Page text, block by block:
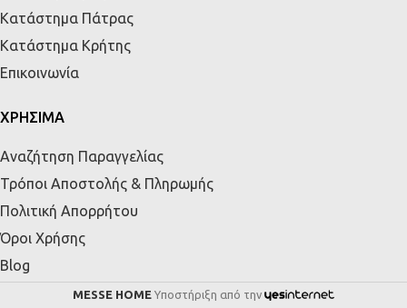
Κατάστημα Πάτρας
Κατάστημα Κρήτης
Επικοινωνία
ΧΡΗΣΙΜΑ
Αναζήτηση Παραγγελίας
Τρόποι Αποστολής & Πληρωμής
Πολιτική Απορρήτου
Όροι Χρήσης
Blog
MESSE HOME Υποστήριξη από την